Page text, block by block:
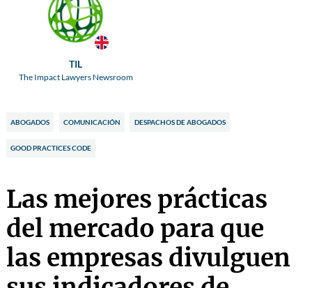
TIL
The Impact Lawyers Newsroom
ABOGADOS COMUNICACIÓN DESPACHOS DE ABOGADOS
GOOD PRACTICES CODE
Las mejores prácticas
del mercado para que
las empresas divulguen